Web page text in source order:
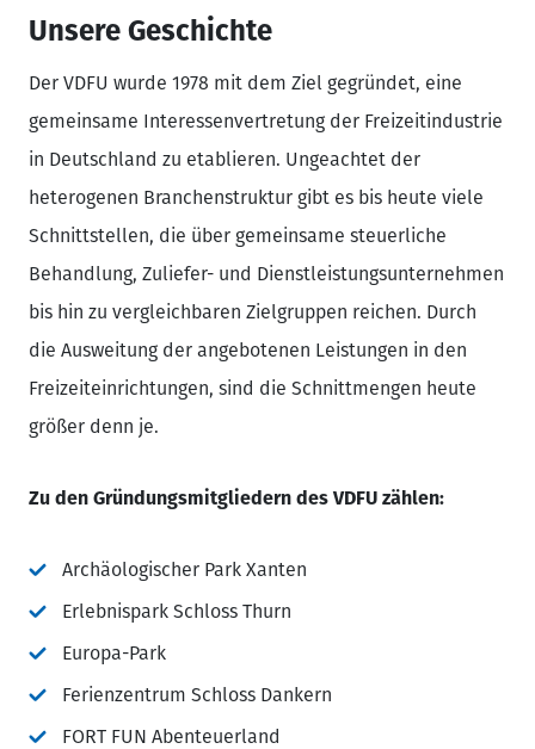
Unsere Geschichte
Der VDFU wurde 1978 mit dem Ziel gegründet, eine
gemeinsame Interessenvertretung der Freizeitindustrie
in Deutschland zu etablieren. Ungeachtet der
heterogenen Branchenstruktur gibt es bis heute viele
Schnittstellen, die über gemeinsame steuerliche
Behandlung, Zuliefer- und Dienstleistungsunternehmen
bis hin zu vergleichbaren Zielgruppen reichen. Durch
die Ausweitung der angebotenen Leistungen in den
Freizeiteinrichtungen, sind die Schnittmengen heute
größer denn je.
Zu den Gründungsmitgliedern des VDFU zählen:
Archäologischer Park Xanten
Erlebnispark Schloss Thurn
Europa-Park
Ferienzentrum Schloss Dankern
FORT FUN Abenteuerland